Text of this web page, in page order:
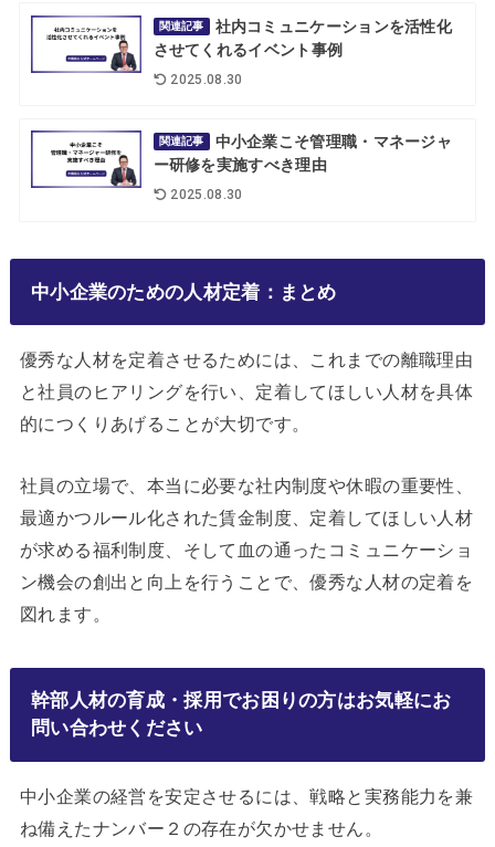
関連記事
社内コミュニケーションを活性化
させてくれるイベント事例
2025.08.30
関連記事
中小企業こそ管理職・マネージャ
ー研修を実施すべき理由
2025.08.30
中小企業のための人材定着：まとめ
優秀な人材を定着させるためには、これまでの離職理由
と社員のヒアリングを行い、定着してほしい人材を具体
的につくりあげることが大切です。
社員の立場で、本当に必要な社内制度や休暇の重要性、
最適かつルール化された賃金制度、定着してほしい人材
が求める福利制度、そして血の通ったコミュニケーショ
ン機会の創出と向上を行うことで、優秀な人材の定着を
図れます。
幹部人材の育成・採用でお困りの方はお気軽にお
問い合わせください
中小企業の経営を安定させるには、戦略と実務能力を兼
ね備えたナンバー２の存在が欠かせません。